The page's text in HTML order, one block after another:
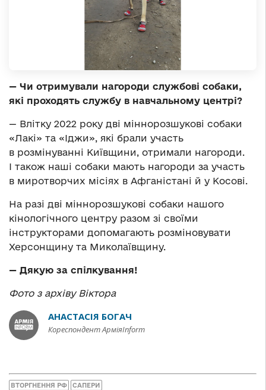
— Чи отримували нагороди службові собаки,
які проходять службу в навчальному центрі?
— Влітку 2022 року дві міннорозшукові собаки
«Лакі» та «Іджи», які брали участь
в розмінуванні Київщини, отримали нагороди.
І також наші собаки мають нагороди за участь
в миротворчих місіях в Афганістані й у Косові.
На разі дві міннорозшукові собаки нашого
кінологічного центру разом зі своїми
інструкторами допомагають розміновувати
Херсонщину та Миколаївщину.
— Дякую за спілкування!
Фото з архіву Віктора
АНАСТАСІЯ БОГАЧ
Кореспондент АрміяInform
ВТОРГНЕННЯ РФ САПЕРИ